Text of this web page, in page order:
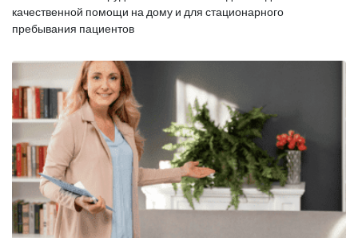
качественной помощи на дому и для стационарного
пребывания пациентов